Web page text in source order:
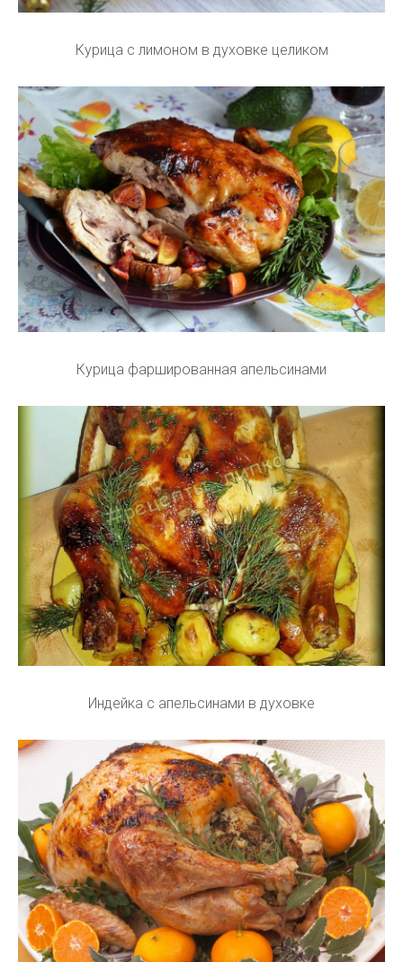
Курица с лимоном в духовке целиком
Курица фаршированная апельсинами
Индейка с апельсинами в духовке